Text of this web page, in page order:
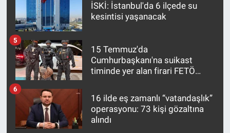
İSKİ: İstanbul'da 6 ilçede su
kesintisi yaşanacak
15 Temmuz'da
Cumhurbaşkanı'na suikast
timinde yer alan firari FETÖ
yakalandı
5
16 ilde eş zamanlı “vatandaşlık”
operasyonu: 73 kişi gözaltına
alındı
6